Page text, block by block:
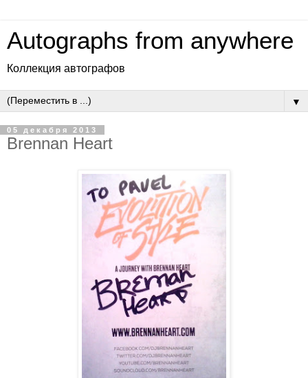
Autographs from anywhere
Коллекция автографов
▼
05 декабря 2013
Brennan Heart